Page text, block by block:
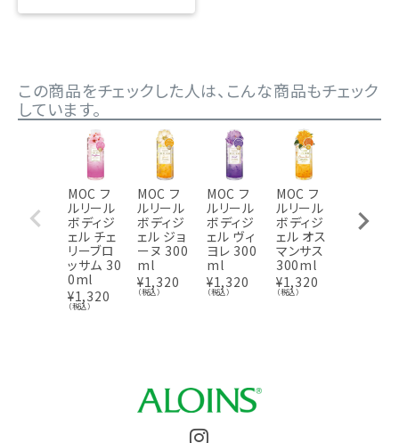
この商品をチェックした人は、こんな商品もチェック
しています。
MOC フ
ルリール
ボディジ
ェル チェ
リーブロ
ッサム 30
0ml
¥1,320
（税込）
MOC フ
ルリール
ボディジ
ェル ジョ
ーヌ 300
ml
¥1,320
（税込）
MOC フ
ルリール
ボディジ
ェル ヴィ
ヨレ 300
ml
¥1,320
（税込）
MOC フ
ルリール
ボディジ
ェル オス
マンサス
300ml
¥1,320
（税込）
ルリール
ハンドク